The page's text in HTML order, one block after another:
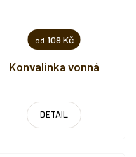
od 109 Kč
Konvalinka vonná
DETAIL